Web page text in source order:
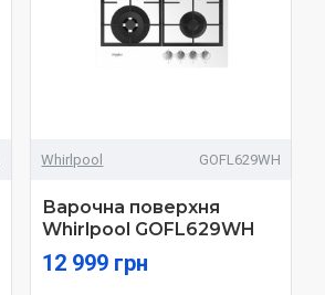
Whirlpool GOFL629WH
Варочна поверхня
Whirlpool GOFL629WH
12 999 грн